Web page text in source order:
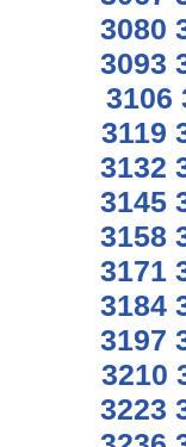
3080
3093
3106
3119
3132
3145
3158
3171
3184
3197
3210
3223